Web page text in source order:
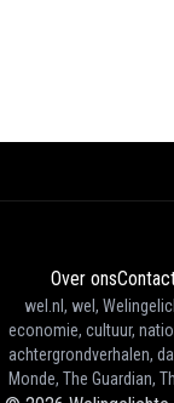
Over ons
wel.nl, wel,
economie, cultuur,
achtergrondverhalen,
Monde, The Guardian,